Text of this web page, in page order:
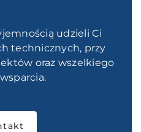
udzieli Ci
technicznych, przy
oraz wszelkiego